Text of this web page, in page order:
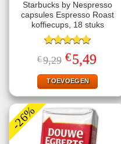
Starbucks by Nespresso
capsules Espresso Roast
koffiecups, 18 stuks
Gewaardeerd
5.00uit 5
€9,29 Oorspronkelijke
prijs
was:
€9,29.
€5,49
is:
€5,49.
TOEVOEGEN
-26%